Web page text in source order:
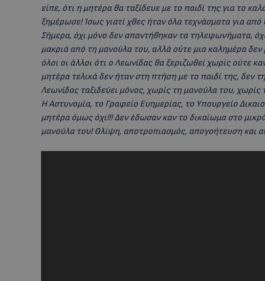
είπε, ότι η μητέρα θα ταξίδευε με το παιδί της για το
ξημέρωσε! Ίσως γιατί χθες ήταν όλα τεχνάσματα για
Σήμερα, όχι μόνο δεν απαντήθηκαν τα τηλεφωνήματα,
μακριά από τη μανούλα του, αλλά ούτε μια καλημέρα
όλοι οι άλλοι ότι ο Λεωνίδας θα ξεριζωθεί χωρίς ούτε
μητέρα τελικά δεν ήταν στη πτήση με το παιδί της, δεν
Λεωνίδας ταξιδεύει μόνος, χωρίς τη μανούλα του, χωρίς
Η Αστυνομία, το Γραφείο Ευημερίας, το Υπουργείο
μητέρα όμως όχι!!! Δεν έδωσαν καν το δικαίωμα στο
μανούλα του! Θλίψη, αποτροπιασμός, απογοήτευση και